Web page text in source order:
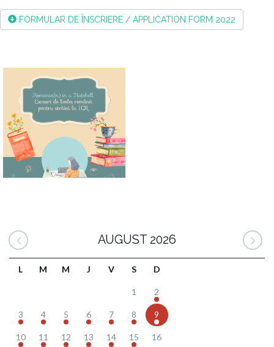
FORMULAR DE ÎNSCRIERE / APPLICATION FORM 2022
AUGUST 2026
L M M J V S D
1 2
3 4 5 6 7 8 9
10 11 12 13 14 15 16